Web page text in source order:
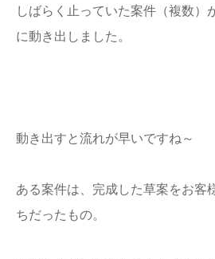
しばらく止っていた案件（複数）
に動き出しました。
動き出すと流れが早いですね～
ある案件は、完成した草案をお客
ちだったもの。